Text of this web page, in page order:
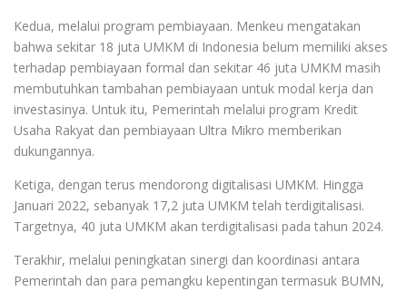
Kedua, melalui program pembiayaan. Menkeu mengatakan
bahwa sekitar 18 juta UMKM di Indonesia belum memiliki akses
terhadap pembiayaan formal dan sekitar 46 juta UMKM masih
membutuhkan tambahan pembiayaan untuk modal kerja dan
investasinya. Untuk itu, Pemerintah melalui program Kredit
Usaha Rakyat dan pembiayaan Ultra Mikro memberikan
dukungannya.
Ketiga, dengan terus mendorong digitalisasi UMKM. Hingga
Januari 2022, sebanyak 17,2 juta UMKM telah terdigitalisasi.
Targetnya, 40 juta UMKM akan terdigitalisasi pada tahun 2024.
Terakhir, melalui peningkatan sinergi dan koordinasi antara
Pemerintah dan para pemangku kepentingan termasuk BUMN,